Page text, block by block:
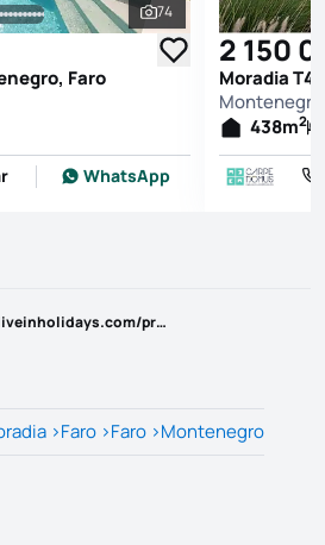
Ver todas as
74
Faro
WhatsApp
2 150
Moradia T4
438m2
http://www.liveinholidays.com/propriedade-para-venda/-_666513
>Faro >Faro >Montenegro